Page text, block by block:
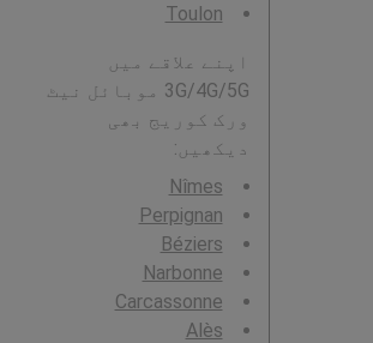
Toulon
اپنے علاقے میں
3G/4G/5G موبائل نیٹ
ورک کوریج بھی
دیکھیں:
Nîmes
Perpignan
Béziers
Narbonne
Carcassonne
Alès